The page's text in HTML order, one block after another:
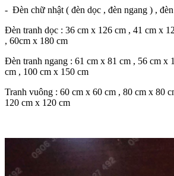
- Đèn chữ nhật ( đèn dọc , đèn ngang ) ,
Đèn tranh dọc : 36 cm x 126 cm , 41 cm x
, 60cm x 180 cm
Đèn tranh ngang : 61 cm x 81 cm , 56 cm x
cm , 100 cm x 150 cm
Tranh vuông : 60 cm x 60 cm , 80 cm x 80
120 cm x 120 cm